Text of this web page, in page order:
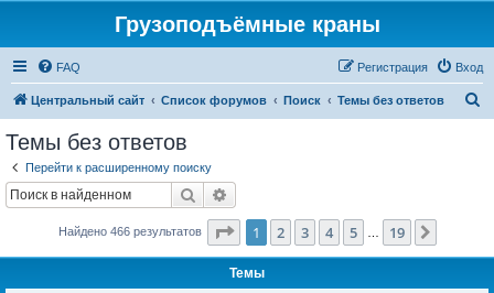
Грузоподъёмные краны
FAQ Вход
Регистрация
Центральный сайт Список форумов Поиск Темы без ответов
Темы без ответов
Перейти к расширенному поиску
Поиск
Найдено 466 результатов Страница из 19
1 2 3 4 5 19
Темы